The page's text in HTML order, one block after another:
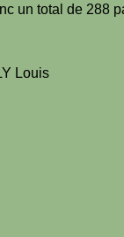
un total de 288
Louis